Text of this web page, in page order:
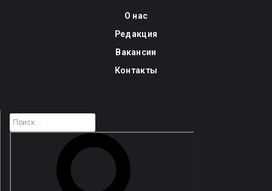
О нас
Редакция
Вакансии
Контакты